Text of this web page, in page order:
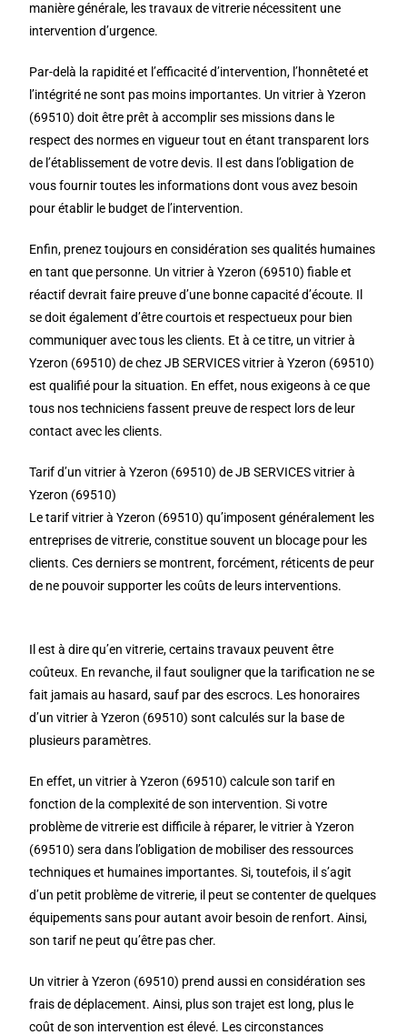
manière générale, les travaux de vitrerie nécessitent une
intervention d’urgence.
Par-delà la rapidité et l’efficacité d’intervention, l’honnêteté et
l’intégrité ne sont pas moins importantes. Un vitrier à Yzeron
(69510) doit être prêt à accomplir ses missions dans le
respect des normes en vigueur tout en étant transparent lors
de l’établissement de votre devis. Il est dans l’obligation de
vous fournir toutes les informations dont vous avez besoin
pour établir le budget de l’intervention.
Enfin, prenez toujours en considération ses qualités humaines
en tant que personne. Un vitrier à Yzeron (69510) fiable et
réactif devrait faire preuve d’une bonne capacité d’écoute. Il
se doit également d’être courtois et respectueux pour bien
communiquer avec tous les clients. Et à ce titre, un vitrier à
Yzeron (69510) de chez JB SERVICES vitrier à Yzeron (69510)
est qualifié pour la situation. En effet, nous exigeons à ce que
tous nos techniciens fassent preuve de respect lors de leur
contact avec les clients.
Tarif d’un vitrier à Yzeron (69510) de JB SERVICES vitrier à
Yzeron (69510)
Le tarif vitrier à Yzeron (69510) qu’imposent généralement les
entreprises de vitrerie, constitue souvent un blocage pour les
clients. Ces derniers se montrent, forcément, réticents de peur
de ne pouvoir supporter les coûts de leurs interventions.
Il est à dire qu’en vitrerie, certains travaux peuvent être
coûteux. En revanche, il faut souligner que la tarification ne se
fait jamais au hasard, sauf par des escrocs. Les honoraires
d’un vitrier à Yzeron (69510) sont calculés sur la base de
plusieurs paramètres.
En effet, un vitrier à Yzeron (69510) calcule son tarif en
fonction de la complexité de son intervention. Si votre
problème de vitrerie est difficile à réparer, le vitrier à Yzeron
(69510) sera dans l’obligation de mobiliser des ressources
techniques et humaines importantes. Si, toutefois, il s’agit
d’un petit problème de vitrerie, il peut se contenter de quelques
équipements sans pour autant avoir besoin de renfort. Ainsi,
son tarif ne peut qu’être pas cher.
Un vitrier à Yzeron (69510) prend aussi en considération ses
frais de déplacement. Ainsi, plus son trajet est long, plus le
coût de son intervention est élevé. Les circonstances